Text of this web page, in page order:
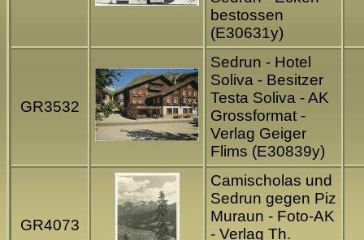
bestossen
(E30631y)
GR3532
Sedrun - Hotel
Soliva - Besitzer
Testa Soliva - AK
Grossformat -
Verlag Geiger
Flims (E30839y)
GR4073
Camischolas und
Sedrun gegen Piz
Muraun - Foto-AK
- Verlag Th.